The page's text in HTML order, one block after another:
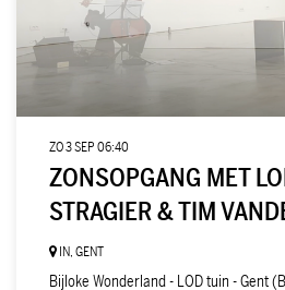
ZONSOPGANG MET
STRAGIER & TIM
ZO 3 SEP06:40
IN, GENT
Bijloke Wonderland - LOD tuin - Gent